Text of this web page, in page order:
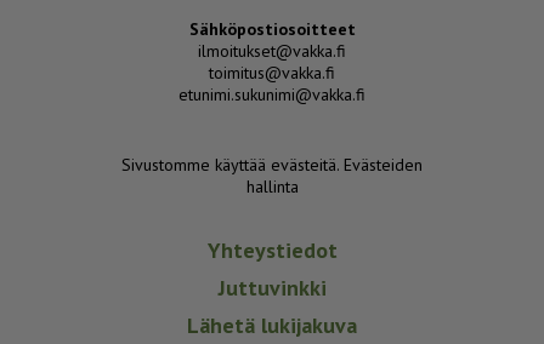
Sähköpostiosoitteet
ilmoitukset@vakka.fi
toimitus@vakka.fi
etunimi.sukunimi@vakka.fi
Sivustomme käyttää evästeitä. Evästeiden
hallinta
Yhteystiedot
Juttuvinkki
Lähetä lukijakuva